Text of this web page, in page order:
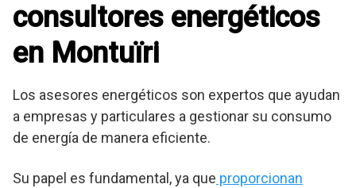
consultores energéticos
en Montuïri
Los asesores energéticos son expertos que ayudan
a empresas y particulares a gestionar su consumo
de energía de manera eficiente.
Su papel es fundamental, ya que proporcionan